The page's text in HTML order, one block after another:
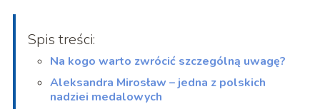
Spis treści:
Na kogo warto zwrócić szczególną uwagę?
Aleksandra Mirosław – jedna z polskich
nadziei medalowych